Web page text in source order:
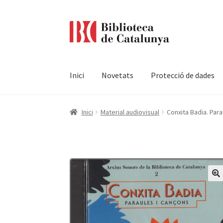
Inici Novetats Protecció de dades
Pàgina d'inici Accessibilitat Cistella El meu
Inici Material audiovisual Conxita Badia.